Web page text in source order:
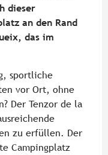
dieser
an den Rand
das im
sportliche
vor Ort, ohne
Der Tenzor de la
zu erfüllen. Der
Campingplatz